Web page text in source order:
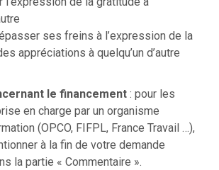
ses freins à l’expression de la
appréciations à quelqu’un d’autre
le financement : pour les
en charge par un organisme
(OPCO, FIFPL, France Travail …),
à la fin de votre demande
la partie « Commentaire ».